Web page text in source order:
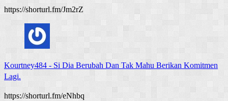
https://shorturl.fm/Jm2rZ
Kourtney484 - Si Dia Berubah Dan Tak Mahu Berikan Komitmen
Lagi.
https://shorturl.fm/eNhbq